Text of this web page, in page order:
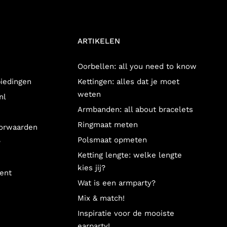
en chunky ringen voor de ultieme ringparty.
met vingerafdruk cadeau aan jouw moeder, zus, of vriendin en
Hoe leuk is dat?!
vingerafdruk altijd in een sieradendoosje. Perfect om hem
met vingerafdruk cadeau te geven! Aan wie geef jij een
met vingerafdruk van diegene te laten ontwerpen. Het
van jouw gedenksieraad. Een sieraad met
sieraad met vingerafdruk is natuurlijk ook erg geschikt als
ARTIKELEN
Oorbellen: all you need to know
Kettingen: alles dat je moet
weten
Armbanden: all about bracelets
Ringmaat meten
Polsmaat opmeten
Ketting lengte: welke lengte
kies jij?
Wat is een armparty?
Mix & match!
Inspiratie voor de mooiste